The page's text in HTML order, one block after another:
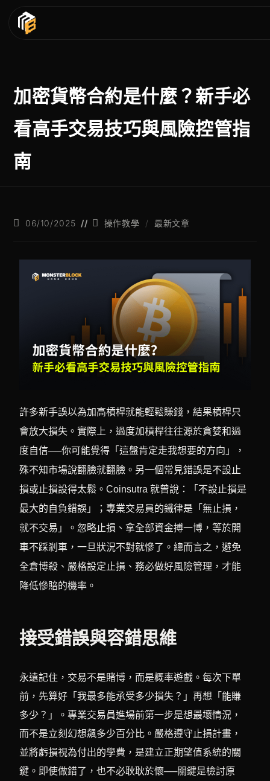
加密貨幣合約是什麼？新手必
看高手交易技巧與風險控管指
南
06/10/2025 操作教學 / 最新文章
許多新手誤以為加高槓桿就能輕鬆賺錢，結果槓桿只
會放大損失。實際上，過度加槓桿往往源於貪婪和過
度自信──你可能覺得「這盤肯定走我想要的方向」，
殊不知市場說翻臉就翻臉。另一個常見錯誤是不設止
損或止損設得太鬆。Coinsutra 就曾說：「不設止損是
最大的自負錯誤」；專業交易員的鐵律是「無止損，
就不交易」。忽略止損、拿全部資金搏一博，等於開
車不踩剎車，一旦狀況不對就慘了。總而言之，避免
全倉博殺、嚴格設定止損、務必做好風險管理，才能
降低慘賠的機率。
接受錯誤與容錯思維
永遠記住，交易不是賭博，而是概率遊戲。每次下單
前，先算好「我最多能承受多少損失？」再想「能賺
多少？」。專業交易員進場前第一步是想最壞情況，
而不是立刻幻想飆多少百分比。嚴格遵守止損計畫，
並將虧損視為付出的學費，是建立正期望值系統的關
鍵。即使做錯了，也不必耿耿於懷──關鍵是檢討原